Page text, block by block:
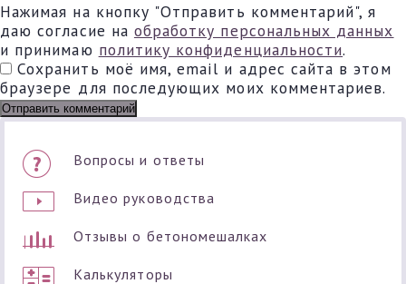
Нажимая на кнопку "Отправить комментарий", я
даю согласие на обработку персональных данных
и принимаю политику конфиденциальности.
Сохранить моё имя, email и адрес сайта в этом
браузере для последующих моих комментариев.
Вопросы и ответы
Видео руководства
Отзывы о бетономешалках
Калькуляторы